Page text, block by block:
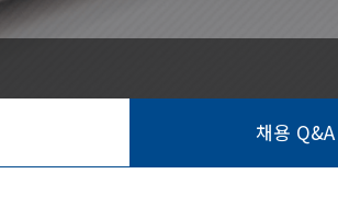
채용 Q&A